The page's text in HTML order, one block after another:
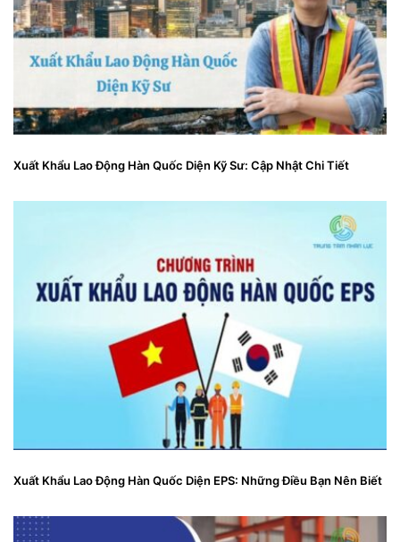
Xuất Khẩu Lao Động Hàn Quốc Diện Kỹ Sư: Cập Nhật Chi Tiết
Xuất Khẩu Lao Động Hàn Quốc Diện EPS: Những Điều Bạn Nên Biết